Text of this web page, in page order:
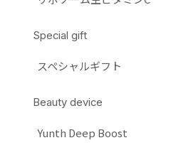
Special gift
スペシャルギフト
Beauty device
Yunth Deep Boost